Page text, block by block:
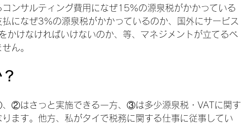
ンサルティング費用になぜ15%の源泉税がかかっている
になぜ3%の源泉税がかかっているのか、国外にサービス
かけなければいけないのか、等、マネジメントが立てるべ
ん。
②はさっと実施できる一方、③は多少源泉税・VATに関す
ます。他方、私がタイで税務に関する仕事に従事してい